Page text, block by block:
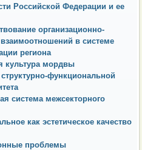
Российской Федерации и ее
организационно-
в системе
региона
культура мордвы
функциональной
система межсекторного
как эстетическое качество
проблемы